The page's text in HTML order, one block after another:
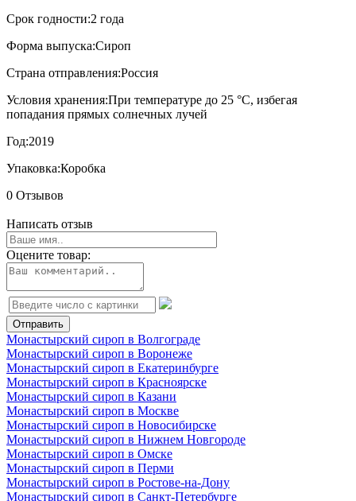
Срок годности:2 года
Форма выпуска:Сироп
Страна отправления:Россия
Условия хранения:При температуре до 25 °C, избегая
попадания прямых солнечных лучей
Год:2019
Упаковка:Коробка
0 Отзывов
Написать отзыв
Оцените товар:
Монастырский сироп в Волгограде
Монастырский сироп в Воронеже
Монастырский сироп в Екатеринбурге
Монастырский сироп в Красноярске
Монастырский сироп в Казани
Монастырский сироп в Москве
Монастырский сироп в Новосибирске
Монастырский сироп в Нижнем Новгороде
Монастырский сироп в Омске
Монастырский сироп в Перми
Монастырский сироп в Ростове-на-Дону
Монастырский сироп в Санкт-Петербурге